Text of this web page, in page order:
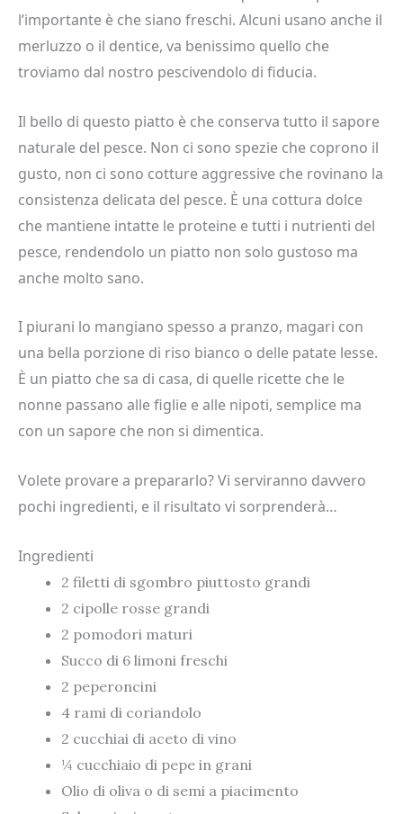
l’importante è che siano freschi. Alcuni usano anche il
merluzzo o il dentice, va benissimo quello che
troviamo dal nostro pescivendolo di fiducia.
Il bello di questo piatto è che conserva tutto il sapore
naturale del pesce. Non ci sono spezie che coprono il
gusto, non ci sono cotture aggressive che rovinano la
consistenza delicata del pesce. È una cottura dolce
che mantiene intatte le proteine e tutti i nutrienti del
pesce, rendendolo un piatto non solo gustoso ma
anche molto sano.
I piurani lo mangiano spesso a pranzo, magari con
una bella porzione di riso bianco o delle patate lesse.
È un piatto che sa di casa, di quelle ricette che le
nonne passano alle figlie e alle nipoti, semplice ma
con un sapore che non si dimentica.
Volete provare a prepararlo? Vi serviranno davvero
pochi ingredienti, e il risultato vi sorprenderà…
Ingredienti
2 filetti di sgombro piuttosto grandi
2 cipolle rosse grandi
2 pomodori maturi
Succo di 6 limoni freschi
2 peperoncini
4 rami di coriandolo
2 cucchiai di aceto di vino
¼ cucchiaio di pepe in grani
Olio di oliva o di semi a piacimento